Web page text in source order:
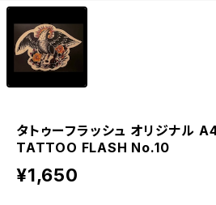
タトゥーフラッシュ オリジナル
TATTOO FLASH No.10
¥1,650